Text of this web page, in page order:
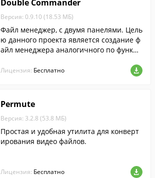
Double Commander
Версия: 0.9.10 (18.53 МБ)
Файл менеджер, с двумя панелями. Цель
ю данного проекта является создание ф
айл менеджера аналогичного по функци
имого с его плагинами.
Лицензия: Бесплатно
Permute
Версия: 3.2.8 (53.8 МБ)
Простая и удобная утилита для конверт
ирования видео файлов.
Лицензия: Бесплатно